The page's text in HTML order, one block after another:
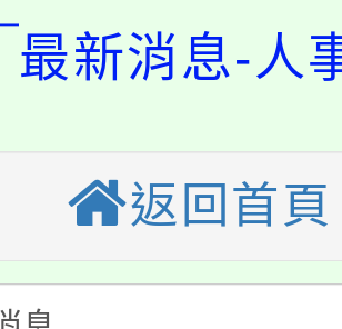
桃園市運動會8/
及游泳池舉行。
低收入戶享有免
優惠，詳情可洽有
師增能研習
自造教育及科技
綠生活教案入校路
食農教育專業人
最新消息-人
返回首頁